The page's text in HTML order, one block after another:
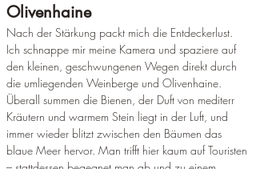
Olivenhaine
Nach der Stärkung packt mich die Entdeckerlust.
Ich schnappe mir meine Kamera und spaziere auf
den kleinen, geschwungenen Wegen direkt durch
die umliegenden Weinberge und Olivenhaine.
Überall summen die Bienen, der Duft von mediterr
Kräutern und warmem Stein liegt in der Luft, und
immer wieder blitzt zwischen den Bäumen das
blaue Meer hervor. Man trifft hier kaum auf Touristen